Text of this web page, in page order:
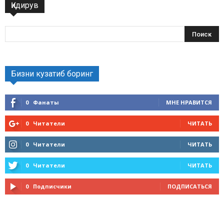
Қидирув
Бизни кузатиб боринг
0 Фанаты МНЕ НРАВИТСЯ
0 Читатели ЧИТАТЬ
0 Читатели ЧИТАТЬ
0 Читатели ЧИТАТЬ
0 Подписчики ПОДПИСАТЬСЯ